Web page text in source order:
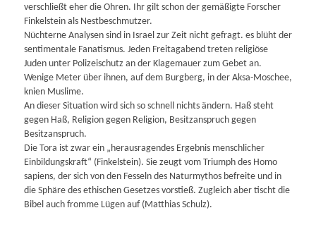
verschließt eher die Ohren. Ihr gilt schon der gemäßigte Forscher
Finkelstein als Nestbeschmutzer.
Nüchterne Analysen sind in Israel zur Zeit nicht gefragt. es blüht der
sentimentale Fanatismus. Jeden Freitagabend treten religiöse
Juden unter Polizeischutz an der Klagemauer zum Gebet an.
Wenige Meter über ihnen, auf dem Burgberg, in der Aksa-Moschee,
knien Muslime.
An dieser Situation wird sich so schnell nichts ändern. Haß steht
gegen Haß, Religion gegen Religion, Besitzanspruch gegen
Besitzanspruch.
Die Tora ist zwar ein „herausragendes Ergebnis menschlicher
Einbildungskraft“ (Finkelstein). Sie zeugt vom Triumph des Homo
sapiens, der sich von den Fesseln des Naturmythos befreite und in
die Sphäre des ethischen Gesetzes vorstieß. Zugleich aber tischt die
Bibel auch fromme Lügen auf (Matthias Schulz).